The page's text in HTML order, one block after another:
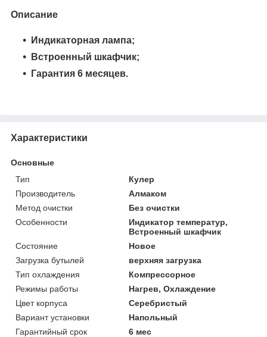
Описание
Индикаторная лампа;
Встроенный шкафчик;
Гарантия 6 месяцев.
Характеристики
Основные
Тип
Кулер
Производитель
Алмаком
Метод очистки
Без очистки
Особенности
Индикатор температур,
Встроенный шкафчик
Состояние
Новое
Загрузка бутылей
верхняя загрузка
Тип охлаждения
Компрессорное
Режимы работы
Нагрев, Охлаждение
Цвет корпуса
Серебристый
Вариант установки
Напольный
Гарантийный срок
6 мес